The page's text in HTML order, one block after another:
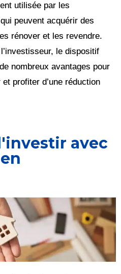
utilisée par les
peuvent acquérir des
rénover et les revendre.
le dispositif
nombreux avantages pour
profiter d’une réduction
avec